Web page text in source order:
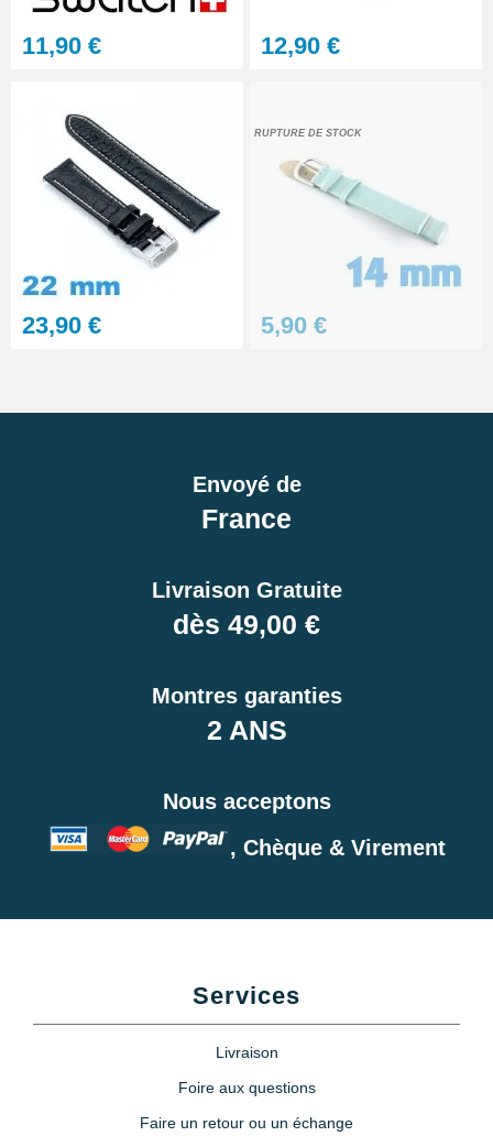
11,90 € 12,90 €
23,90 €
RUPTURE DE STOCK
5,90 €
Envoyé de
France
Livraison Gratuite
dès 49,00 €
Montres garanties
2 ANS
Nous acceptons
, Chèque & Virement
Services
Livraison
Foire aux questions
Faire un retour ou un échange